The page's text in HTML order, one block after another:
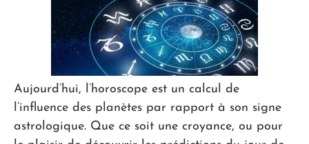
Aujourd’hui, l’horoscope est un calcul de
l’influence des planètes par rapport à son signe
astrologique. Que ce soit une croyance, ou pour